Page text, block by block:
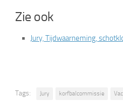
Zie ook
Jury, Tijdwaarneming,
Tags: Jury korfbalcommissie